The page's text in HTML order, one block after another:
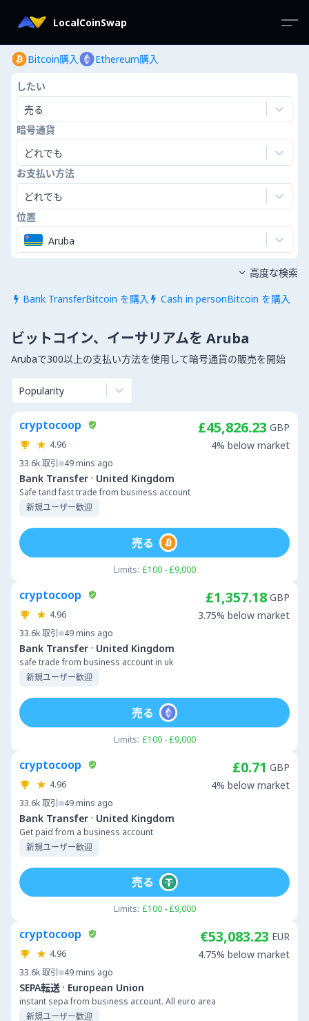
LocalCoinSwap
Bitcoin購入 Ethereum購入
したい
売る
暗号通貨
どれでも
お支払い方法
どれでも
位置
Aruba
 Bank TransferBitcoin を購入  Cash in personBitcoin を購入
 高度な検索
ビットコイン、イーサリアムを Aruba
Arubaで300以上の支払い方法を使用して暗号通貨の販売を開始
Popularity
cryptocoop
4.96
33.6k取引 49 mins ago
Bank Transfer · United Kingdom
Safe tand fast trade from business account
新規ユーザー歓迎
£45,826.23 GBP
4% below market
Limits: £100 - £9,000
売る
cryptocoop
4.96
33.6k取引 49 mins ago
Bank Transfer · United Kingdom
safe trade from business account in uk
新規ユーザー歓迎
£1,357.18 GBP
3.75% below market
Limits: £100 - £9,000
売る
cryptocoop
4.96
33.6k取引 49 mins ago
Bank Transfer · United Kingdom
Get paid from a business account
新規ユーザー歓迎
£0.71 GBP
4% below market
Limits: £100 - £9,000
売る
cryptocoop
4.96
33.6k取引 49 mins ago
SEPA転送 · European Union
instant sepa from business account. All euro area
新規ユーザー歓迎
€53,083.23 EUR
4.75% below market